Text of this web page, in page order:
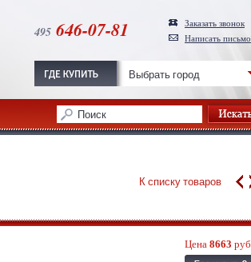
495 646-07-81
Заказать звонок
Написать письмо
Выбрать город
К списку товаров
Цена 8663 руб